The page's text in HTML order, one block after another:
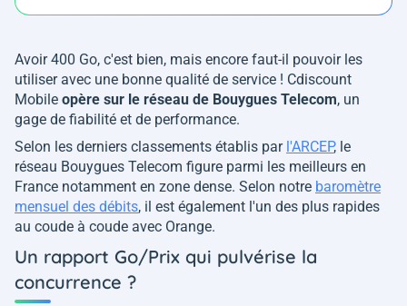
Avoir 400 Go, c'est bien, mais encore faut-il pouvoir les
utiliser avec une bonne qualité de service ! Cdiscount
Mobile opère sur le réseau de Bouygues Telecom, un
gage de fiabilité et de performance.
Selon les derniers classements établis par l'ARCEP, le
réseau Bouygues Telecom figure parmi les meilleurs en
France notamment en zone dense. Selon notre baromètre
mensuel des débits, il est également l'un des plus rapides
au coude à coude avec Orange.
Un rapport Go/Prix qui pulvérise la
concurrence ?